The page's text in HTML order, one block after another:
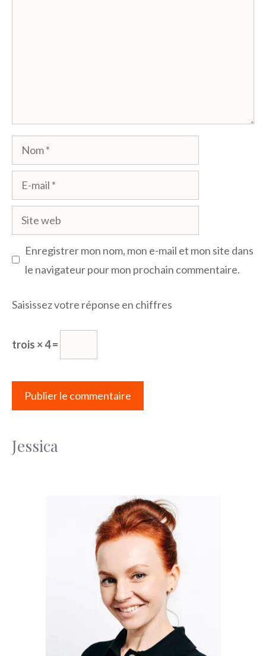
Nom
mail
Site
web
Enregistrer mon nom, mon e-mail et mon site dans
le navigateur pour mon prochain commentaire.
Saisissez votre réponse en chiffres
trois × 4 =
Jessica